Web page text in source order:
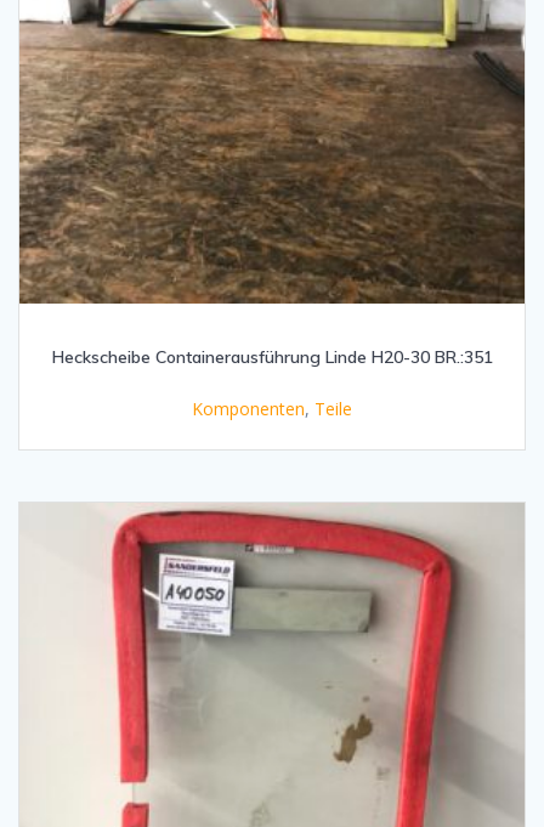
Heckscheibe Containerausführung Linde H20-30 BR.:351
Komponenten, Teile